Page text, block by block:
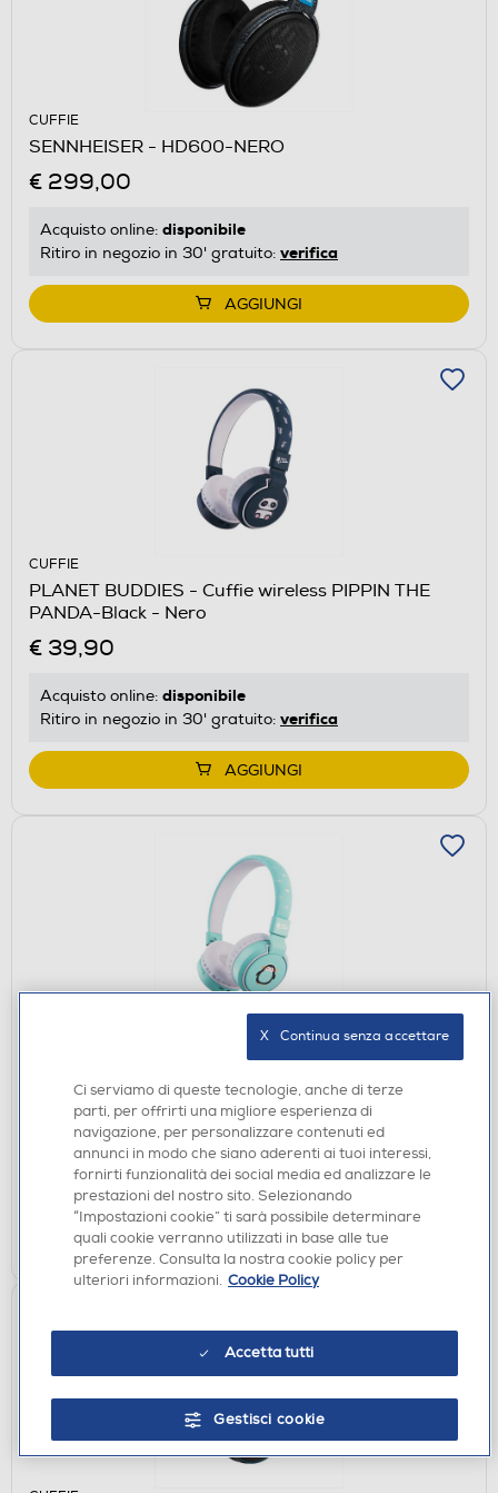
CUFFIE
SENNHEISER - HD600-NERO
€ 299,00
Acquisto online: disponibile
Ritiro in negozio in 30' gratuito: verifica
AGGIUNGI
CUFFIE
PLANET BUDDIES - Cuffie wireless PIPPIN THE
PANDA-Black - Nero
€ 39,90
Acquisto online: disponibile
Ritiro in negozio in 30' gratuito: verifica
AGGIUNGI
PLANET BUDDIES - Cuffie wireless PEPPER THE
PENGUIN-Light Blue - Azzurro
€ 39,90
Acquisto online:disponibile
Ritiro in negozio in 30' gratuito:verifica
AGGIUNGI
Ci serviamo di queste tecnologie, anche di terze
parti, per offrirti una migliore esperienza di
navigazione, per personalizzare contenuti ed
annunci in modo che siano aderenti ai tuoi interessi,
fornirti funzionalità dei social media ed analizzare le
prestazioni del nostro sito. Selezionando
“Impostazioni cookie” ti sarà possibile determinare
quali cookie verranno utilizzati in base alle tue
preferenze. Consulta la nostra cookie policy per
ulteriori informazioni. Cookie Policy
Accetta tutti
Gestisci cookie
X   Continua senza accettare